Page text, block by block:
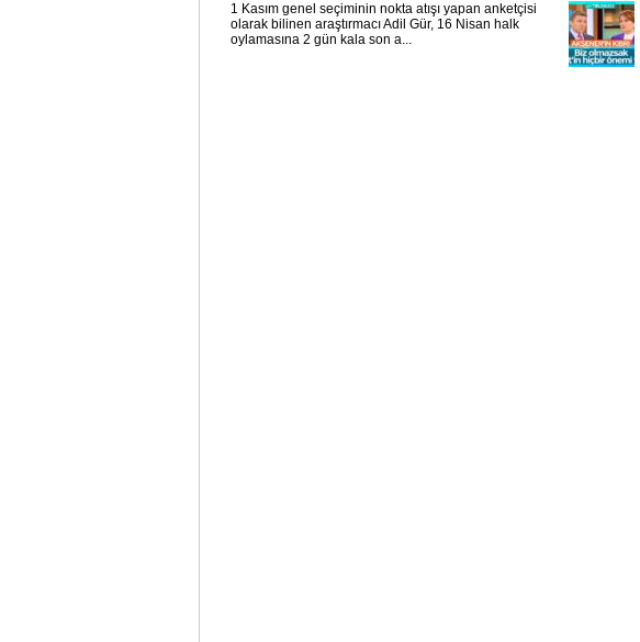
1 Kasım genel seçiminin nokta atışı yapan anketçisi
olarak bilinen araştırmacı Adil Gür, 16 Nisan halk
oylamasına 2 gün kala son a...